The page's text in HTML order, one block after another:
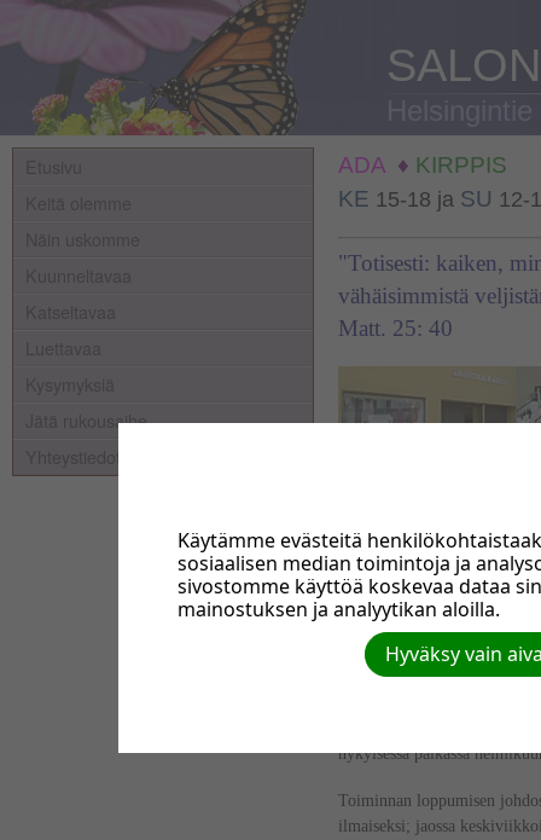
Jätä rukousaihe
ADA ♦ KIRPPIS
KE 15-18 ja SU 12-
"Totisesti: kaiken,
vähäisimmistä
Matt. 25: 40
Salon edullisin
nykyisessä paikassa
Toiminnan loppumisen
ilmaiseksi; jaossa
Käytämme evästeitä
sosiaalisen median toimintoja ja
sivostomme käyttöä koskevaa dataa
mainostuksen ja analyytikan aloilla.
Hyväksy vain